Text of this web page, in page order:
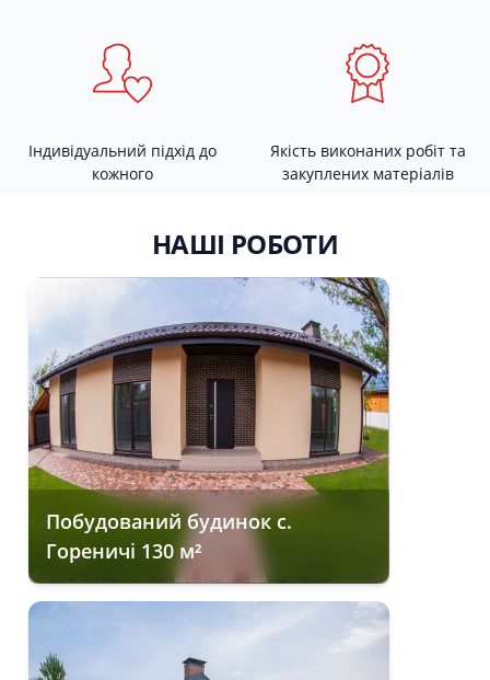
Індивідуальний підхід до
кожного
Якість виконаних робіт та
закуплених матеріалів
НАШІ РОБОТИ
Побудований будинок с.
Гореничі 130 м²